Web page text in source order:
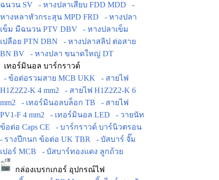
ฉนวน SV
- หางปลาเสียบ FDD MDD
-
หางหลาหัวกระสุน MPD FRD
- หางปลา
เข็ม มีฉนวน PTV DBV
- หางปลาเข็ม
เปลือย PTN DBN
- หางปลาสลิป ต่อสาย
BN BV
- หางปลา ขนาดใหญ่ DT
เทอร์มินอล บาร์กราวด์
- ข้อต่อรวมสาย MCB UKK
- สายไฟ
H1Z2Z2-K 4 mm2
- สายไฟ H1Z2Z2-K 6
mm2
- เทอร์มินอลบล็อก TB
- สายไฟ
PV1-F 4 mm2
- เทอร์มินอล LED
- วายนัท
ข้อต่อ Caps CE
- บาร์กราวด์ บาร์นิวตรอน
- รางปีกนก ข้อต่อ UK TBR
- บัสบาร์ จั๊ม
เปอร์ MCB
- บัสบาร์ทองแดง ลูกถ้วย
กล่องเบรกเกอร์ อุปกรณ์ไฟ